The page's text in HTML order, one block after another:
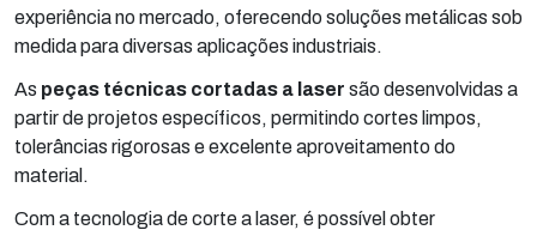
experiência no mercado, oferecendo soluções metálicas sob
medida para diversas aplicações industriais.
As peças técnicas cortadas a laser são desenvolvidas a
partir de projetos específicos, permitindo cortes limpos,
tolerâncias rigorosas e excelente aproveitamento do
material.
Com a tecnologia de corte a laser, é possível obter